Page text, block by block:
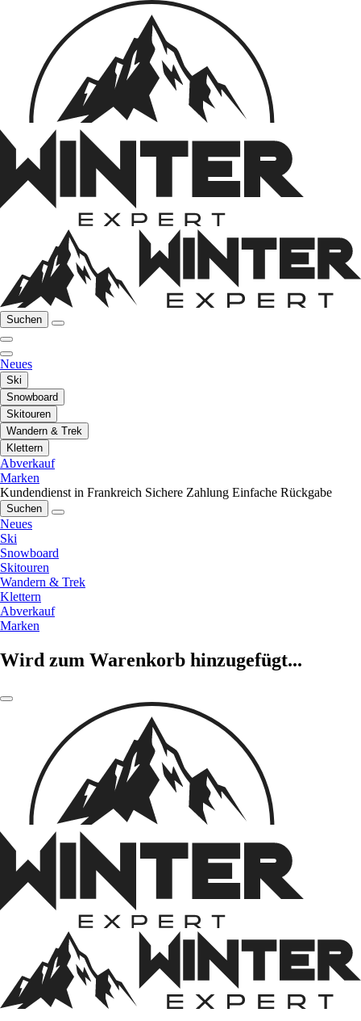
Suchen
Neues
Ski
Snowboard
Skitouren
Wandern & Trek
Klettern
Abverkauf
Marken
Kundendienst in Frankreich Sichere Zahlung Einfache Rückgabe
Suchen
Neues
Ski
Snowboard
Skitouren
Wandern & Trek
Klettern
Abverkauf
Marken
Wird zum Warenkorb hinzugefügt...